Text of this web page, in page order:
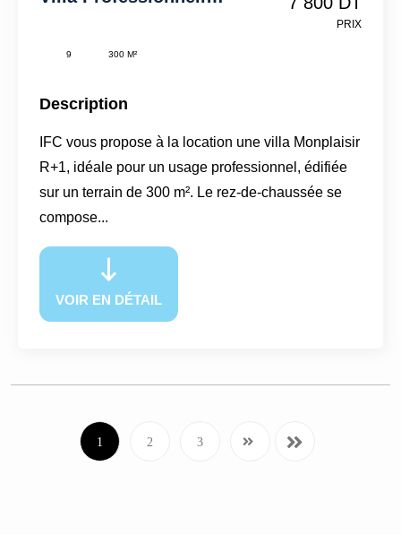
PRIX
9 300 M²
Description
IFC vous propose à la location une villa Monplaisir
R+1, idéale pour un usage professionnel, édifiée
sur un terrain de 300 m². Le rez-de-chaussée se
compose...
VOIR EN DÉTAIL
1 2 3